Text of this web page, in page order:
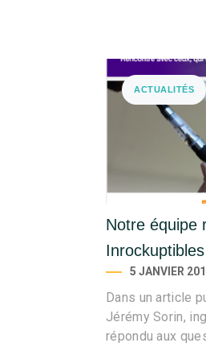
ACTUALITÉS
Notre équipe
5 JANVIER
Dans un article
Jérémy Sorin,
répondu aux